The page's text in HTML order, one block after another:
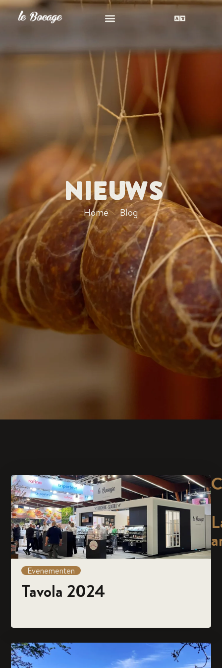
NIEUWS
Home Blog
Evenementen
Tavola 2024